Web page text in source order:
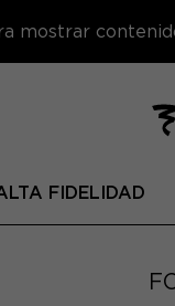
mostrar
FIDELIDAD